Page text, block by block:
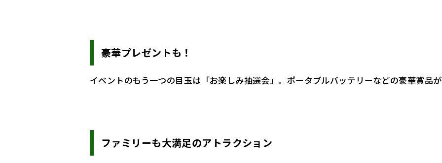
豪華プレゼントも！
イベントのもう一つの目玉は「お楽しみ抽選会」。ポータブルバッテリーなどの豪華賞品
ファミリーも大満足のアトラクション